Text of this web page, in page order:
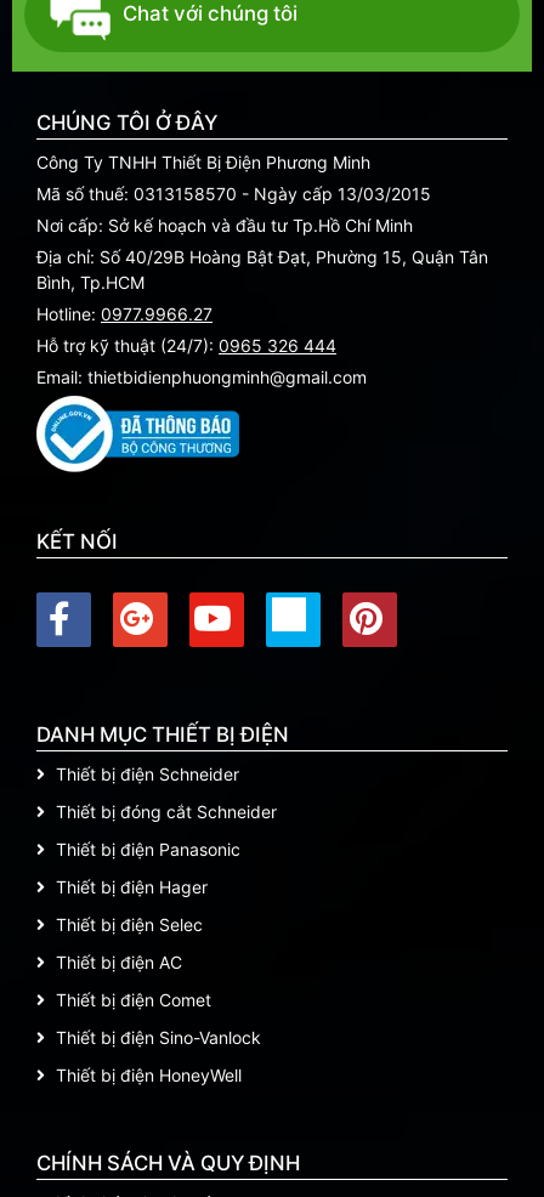
Chat với chúng tôi
CHÚNG TÔI Ở ĐÂY
Công Ty TNHH Thiết Bị Điện Phương Minh
Mã số thuế: 0313158570 - Ngày cấp 13/03/2015
Nơi cấp: Sở kế hoạch và đầu tư Tp.Hồ Chí Minh
Địa chỉ: Số 40/29B Hoàng Bật Đạt, Phường 15, Quận Tân
Bình, Tp.HCM
Hotline: 0977.9966.27
Hỗ trợ kỹ thuật (24/7): 0965 326 444
Email: thietbidienphuongminh@gmail.com
KẾT NỐI
DANH MỤC THIẾT BỊ ĐIỆN
Thiết bị điện Schneider
Thiết bị đóng cắt Schneider
Thiết bị điện Panasonic
Thiết bị điện Hager
Thiết bị điện Selec
Thiết bị điện AC
Thiết bị điện Comet
Thiết bị điện Sino-Vanlock
Thiết bị điện HoneyWell
CHÍNH SÁCH VÀ QUY ĐỊNH